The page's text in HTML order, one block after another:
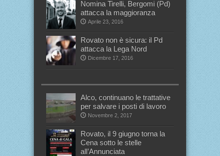
Nomina Tirelli, Bergomi (Pd)
attacca la maggioranza
Aprile 23, 2016
Rovato non è sicura: il Pd
attacca la Lega Nord
Dicembre 17, 2016
Alco, continuano le trattative
per salvare i posti di lavoro
Novembre 2, 2017
Rovato, il 9 giugno torna la
Cena sotto le stelle
all’Annunciata